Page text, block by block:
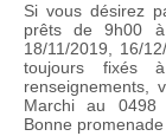
Si vous désirez
prêts de 9h00
18/11/2019, 16/
toujours fixés
renseignements,
Marchi au
Bonne